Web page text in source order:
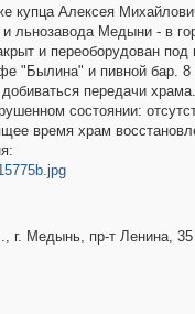
купца Алексея
льнозавода Медыни - в
и переоборудован под
"Былина" и пивной бар. 8
передачи
состоянии:
время храм
г. Медынь, пр-т Ленина, 35